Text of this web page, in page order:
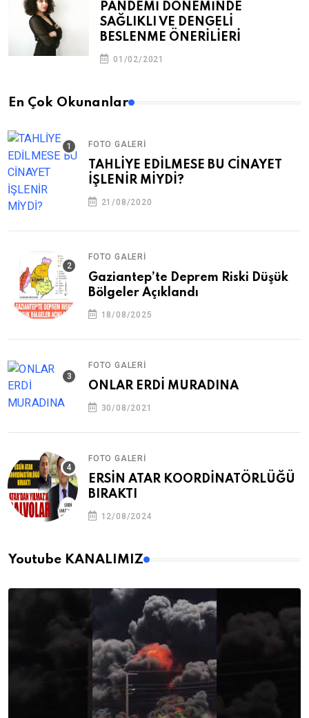
PANDEMİ DÖNEMİNDE
SAĞLIKLI VE DENGELİ
BESLENME ÖNERİLİERİ
01/02/2021
En Çok Okunanlar
FOTO GALERI
TAHLİYE EDİLMESE BU CİNAYET
İŞLENİR MİYDİ?
21/08/2020
FOTO GALERI
Gaziantep’te Deprem Riski Düşük
Bölgeler Açıklandı
18/08/2025
FOTO GALERI
ONLAR ERDİ MURADINA
30/08/2021
FOTO GALERI
ERSİN ATAR KOORDİNATÖRLÜĞÜ
BIRAKTI
12/08/2024
Youtube KANALIMIZ